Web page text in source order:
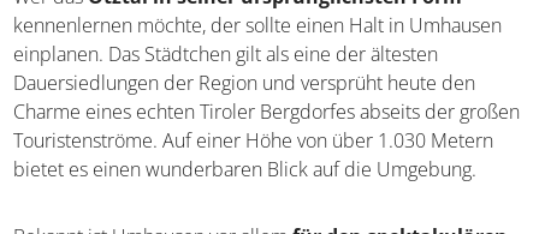
Umhausen
Wer dasÖtztal in seiner ursprünglichsten Form
kennenlernen möchte, der sollte einen Halt in Umhausen
einplanen. Das Städtchen gilt als eine der ältesten
Dauersiedlungen der Region und versprüht heute den